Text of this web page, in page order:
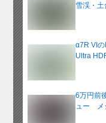
雪渓・
α7R VI
Ultra
6万円前
ュー メ